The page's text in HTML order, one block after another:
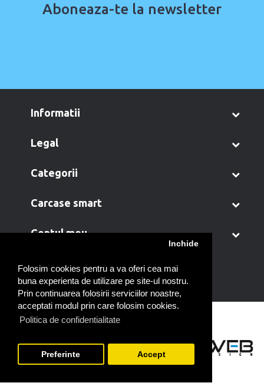
Folosim cookies pentru a va oferi cea mai
buna experienta de utilizare pe site-ul nostru.
Prin continuarea folosirii serviciilor noastre,
acceptati modul prin care folosim cookies.
Politica de confidentialitate
Inchide
Preferinte Accept
Aboneaza-te la newsletter
informatii
legal
categorii
carcase smart
contul meu